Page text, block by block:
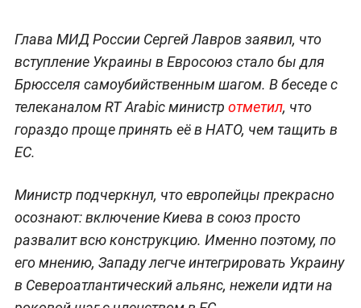
Глава МИД России Сергей Лавров заявил, что
вступление Украины в Евросоюз стало бы для
Брюсселя самоубийственным шагом. В беседе с
телеканалом RT Arabic министр отметил, что
гораздо проще принять её в НАТО, чем тащить в
ЕС.
Министр подчеркнул, что европейцы прекрасно
осознают: включение Киева в союз просто
развалит всю конструкцию. Именно поэтому, по
его мнению, Западу легче интегрировать Украину
в Североатлантический альянс, нежели идти на